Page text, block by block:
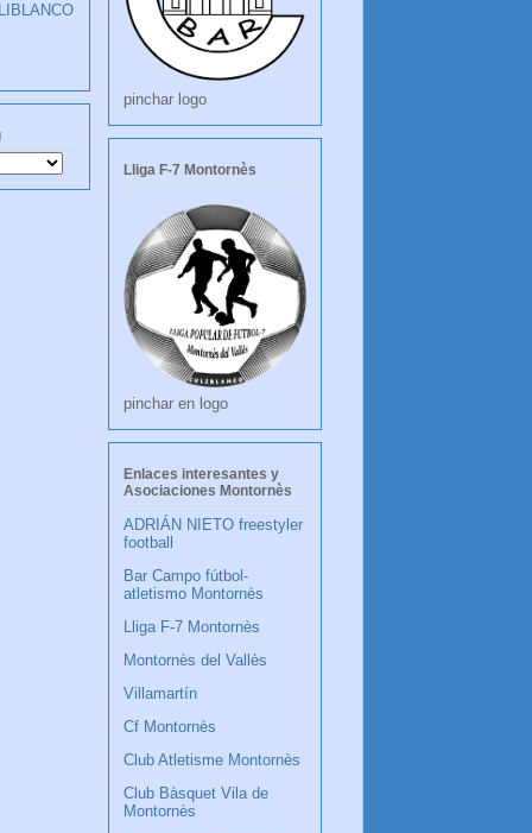
pinchar logo
Lliga F-7 Montornès
pinchar en logo
Enlaces interesantes y
Asociaciones Montornès
ADRIÁN NIETO freestyler
football
Bar Campo fútbol-
atletismo Montornès
Lliga F-7 Montornès
Montornès del Vallès
Villamartín
Cf Montornès
Club Atletisme Montornès
Club Bàsquet Vila de
Montornès